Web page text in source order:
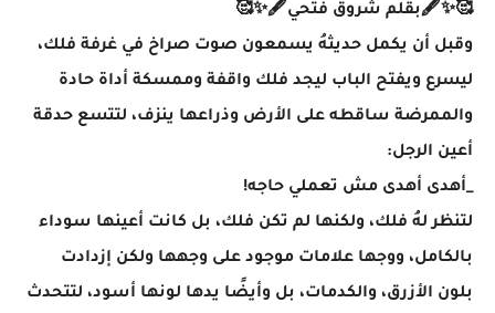
🥰✨🖋بقلم شروق فتحي🖋✨🥰
وقبل أن يكمل حديثهُ يسمعون صوت صراخ في غرفة فلك،
ليسرع ويفتح الباب ليجد فلك واقفة وممسكة أداة حادة
والممرضة ساقطه على الأرض وذراعها ينزف، لتتسع حدقة
أعين الرجل:
_أهدى أهدى مش تعملي حاجه!
لتنظر لهُ فلك، ولكنها لم تكن فلك، بل كانت أعينها سوداء
بالكامل، ووجها علامات موجود على وجهها ولكن إزدادت
بلون الأزرق، والكدمات، بل وأيضًا يدها لونها أسود، لتتحدث